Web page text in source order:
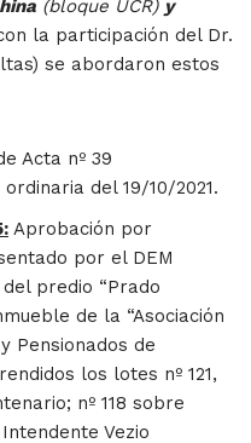
(bloque UCR) y
la participación del Dr.
se abordaron estos
Acta nº 39
del 19/10/2021.
Aprobación por
por el DEM
predio “Prado
de la “Asociación
Pensionados de
los lotes nº 121,
nº 118 sobre
Vezio